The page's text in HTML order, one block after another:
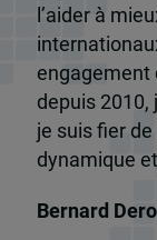
l’aider à
engagement
depuis 2010,
je suis fier
dynamique
Bernard